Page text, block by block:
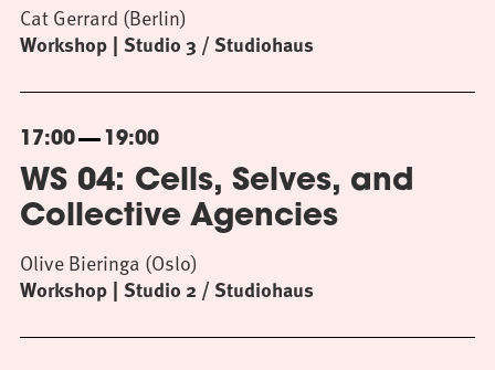
Workshop Studio 3 / Studiohaus
Cat Gerrard (Berlin)
17:00 19:00
WS 04: Cells, Selves, and
Collective Agencies
Workshop Studio 2 / Studiohaus
Olive Bieringa (Oslo)